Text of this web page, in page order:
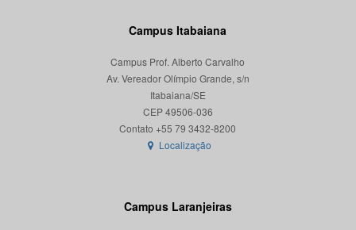
Campus Itabaiana
Campus Prof. Alberto Carvalho
Av. Vereador Olímpio Grande, s/n
Itabaiana/SE
CEP 49506-036
Localização
Campus Laranjeiras